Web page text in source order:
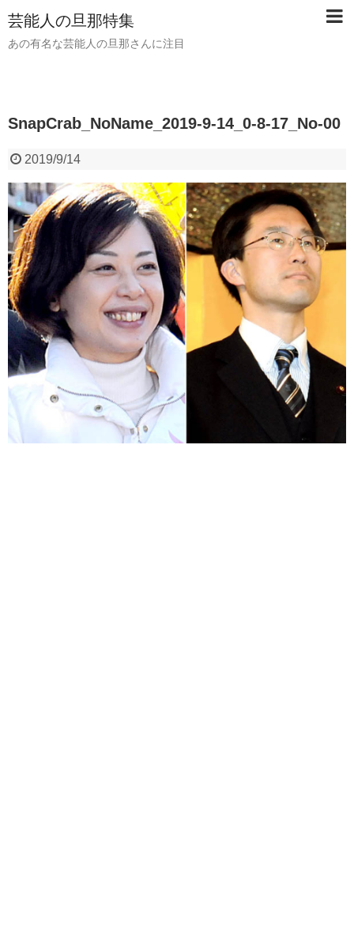
芸能人の旦那特集
あの有名な芸能人の旦那さんに注目
SnapCrab_NoName_2019-9-14_0-8-17_No-00
2019/9/14